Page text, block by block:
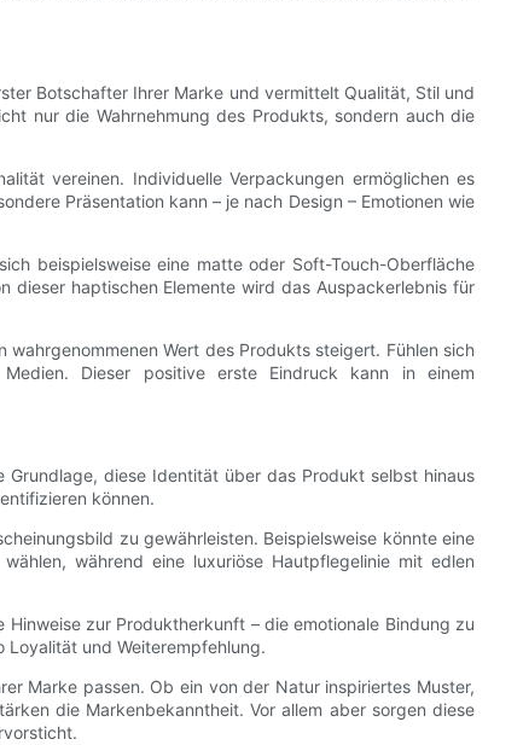
Botschafter Ihrer Marke und vermittelt Qualität, Stil und
nur die Wahrnehmung des Produkts, sondern auch die
vereinen. Individuelle Verpackungen ermöglichen es
Präsentation kann – je nach Design – Emotionen wie
beispielsweise eine matte oder Soft-Touch-Oberfläche
dieser haptischen Elemente wird das Auspackerlebnis für
Wert des Produkts steigert. Fühlen sich
Dieser positive erste Eindruck kann in einem
diese Identität über das Produkt selbst hinaus
können.
zu gewährleisten. Beispielsweise könnte eine
während eine luxuriöse Hautpflegelinie mit edlen
zur Produktherkunft – die emotionale Bindung zu
Loyalität und Weiterempfehlung.
Marke passen. Ob ein von der Natur inspiriertes Muster,
die Markenbekanntheit. Vor allem aber sorgen diese